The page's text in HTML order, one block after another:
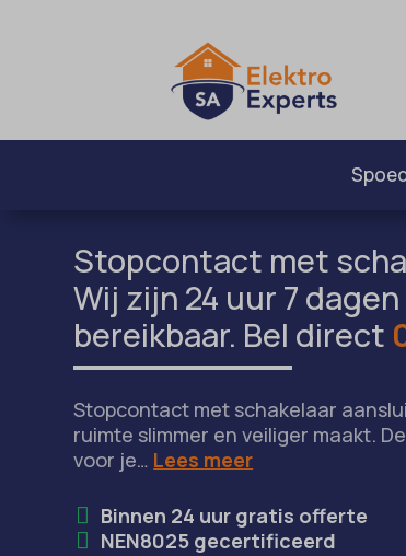
Stopcontact met
Wij zijn 24 uur 7
bereikbaar. Bel direct
Stopcontact met schakelaar
ruimte slimmer en veiliger maakt.
voor je… Lees meer
Binnen 24 uur gratis offerte
NEN8025 gecertificeerd